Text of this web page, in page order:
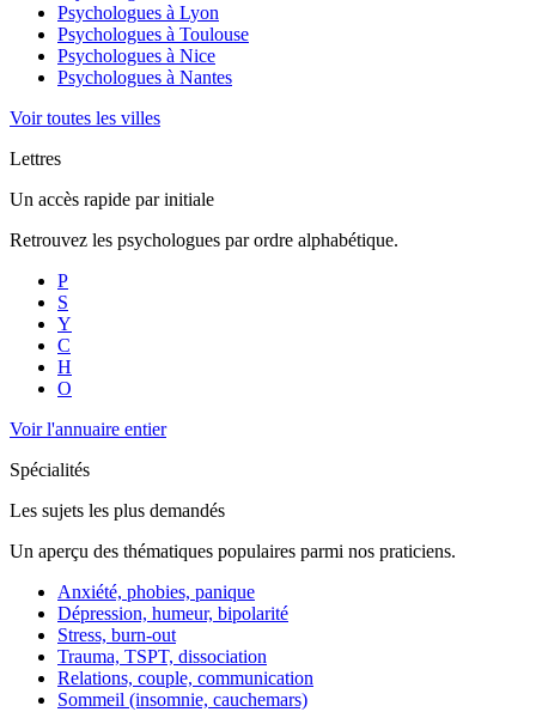
Psychologues à Lyon
Psychologues à Toulouse
Psychologues à Nice
Psychologues à Nantes
Voir toutes les villes
Lettres
Un accès rapide par initiale
Retrouvez les psychologues par ordre alphabétique.
P
S
Y
C
H
O
Voir l'annuaire entier
Spécialités
Les sujets les plus demandés
Un aperçu des thématiques populaires parmi nos praticiens.
Anxiété, phobies, panique
Dépression, humeur, bipolarité
Stress, burn-out
Trauma, TSPT, dissociation
Relations, couple, communication
Sommeil (insomnie, cauchemars)